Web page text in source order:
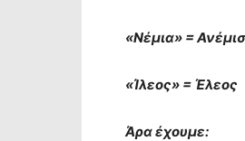
«Νέμια» =
«Ίλεος» = Έλεος
Άρα έχουμε: